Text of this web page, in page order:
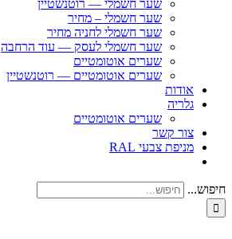
שער חשמלי — רוטנשטיין
שער חשמלי – מחיר
שער חשמלי לחניה מחיר
שער חשמלי לעסק — עוד הרחבה
שערים אוטומטיים
שערים אוטומטיים — רוטנשטיין
אודות
גלריה
שערים אוטומטיים
צור קשר
מניפת צבעי RAL
חיפוש...